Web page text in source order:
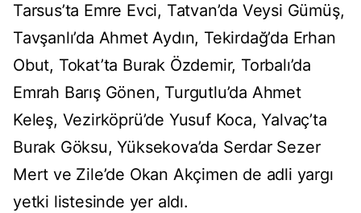
Tarsus’ta Emre Evci, Tatvan’da Veysi Gümüş,
Tavşanlı’da Ahmet Aydın, Tekirdağ’da Erhan
Obut, Tokat’ta Burak Özdemir, Torbalı’da
Emrah Barış Gönen, Turgutlu’da Ahmet
Keleş, Vezirköprü’de Yusuf Koca, Yalvaç’ta
Burak Göksu, Yüksekova’da Serdar Sezer
Mert ve Zile’de Okan Akçimen de adli yargı
yetki listesinde yer aldı.